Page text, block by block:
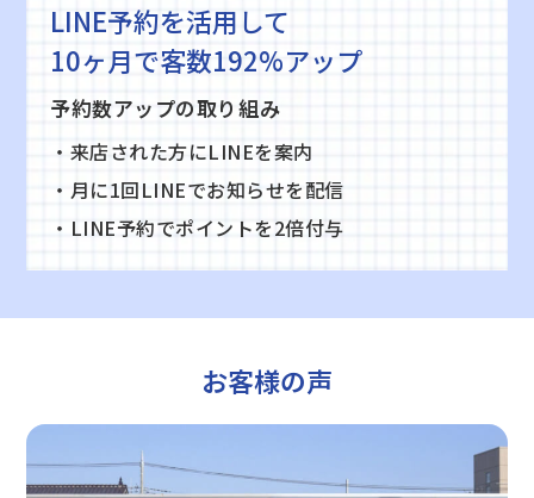
LINE予約を活用して
10ヶ月で客数192%アップ
予約数アップの取り組み
・来店された方にLINEを案内
・月に1回LINEでお知らせを配信
・LINE予約でポイントを2倍付与
お客様の声